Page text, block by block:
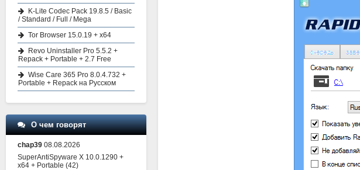
K-Lite Codec Pack 19.8.5 / Basic
/ Standard / Full / Mega
Tor Browser 15.0.19 + x64
Revo Uninstaller Pro 5.5.2 +
Repack + Portable + 2.7 Free
Wise Care 365 Pro 8.0.4.732 +
Portable + Repack на Русском
О чем говорят
chap39 08.08.2026
SuperAntiSpyware X 10.0.1290 +
x64 + Portable (42)